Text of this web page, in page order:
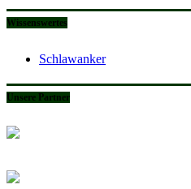
Wissenswertes
Schlawanker
Unsere Partner